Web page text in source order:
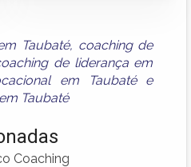
Taubaté, coaching de
de liderança em
em Taubatée
Taubaté
Coaching